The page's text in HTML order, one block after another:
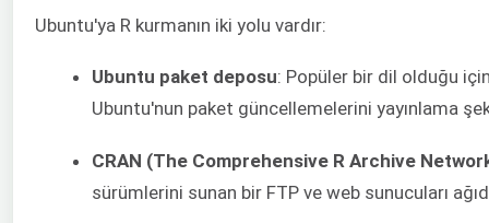
Ubuntu'ya R kurmanın iki yolu vardır:
Ubuntu paket deposu: Popüler bir dil olduğu
Ubuntu'nun paket güncellemelerini yayınlama
CRAN (The Comprehensive R Archive
sürümlerini sunan bir FTP ve web sunucuları